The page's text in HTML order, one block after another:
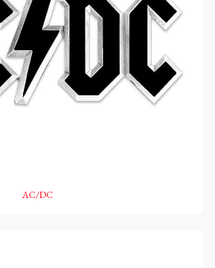
AC/DC